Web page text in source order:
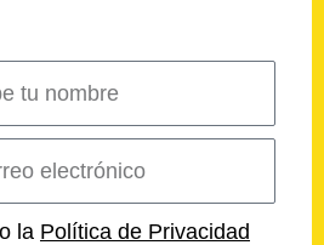
Beat Contenidos
la Política de Privacidad